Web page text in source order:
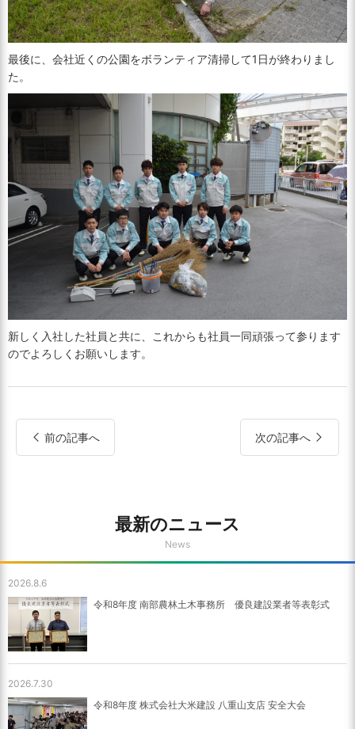
最後に、会社近くの公園をボランティア清掃して1日が終わりまし
た。
新しく入社した社員と共に、これからも社員一同頑張って参ります
のでよろしくお願いします。
前の記事へ 次の記事へ
最新のニュース
News
2026.8.6
令和8年度 南部農林土木事務所 優良建設業者等表彰式
2026.7.30
令和8年度 株式会社大米建設 八重山支店 安全大会